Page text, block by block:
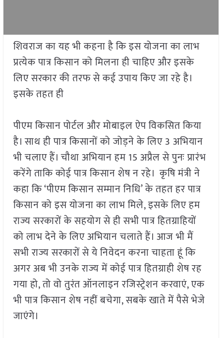
शिवराज का यह भी कहना है कि इस योजना का लाभ
प्रत्येक पात्र किसान को मिलना ही चाहिए और इसके
लिए सरकार की तरफ से कई उपाय किए जा रहे है।
इसके तहत ही
पीएम किसान पोर्टल और मोबाइल ऐप विकसित किया
है। साथ ही पात्र किसानों को जोड़ने के लिए 3 अभियान
भी चलाए हैं। चौथा अभियान हम 15 अप्रैल से पुनः प्रारंभ
करेंगे ताकि कोई पात्र किसान शेष न रहे। कृषि मंत्री ने
कहा कि ‘पीएम किसान सम्मान निधि’ के तहत हर पात्र
किसान को इस योजना का लाभ मिले, इसके लिए हम
राज्य सरकारों के सहयोग से ही सभी पात्र हितग्राहियों
को लाभ देने के लिए अभियान चलाते हैं। आज भी मैं
सभी राज्य सरकारों से ये निवेदन करना चाहता हूं कि
अगर अब भी उनके राज्य में कोई पात्र हितग्राही शेष रह
गया हो, तो वो तुरंत ऑनलाइन रजिस्ट्रेशन करवाएं, एक
भी पात्र किसान शेष नहीं बचेगा, सबके खाते में पैसे भेजे
जाएंगे।